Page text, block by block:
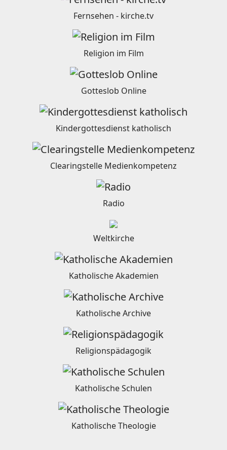
Fernsehen - kirche.tv
Religion im Film
Gotteslob Online
Kindergottesdienst katholisch
Clearingstelle Medienkompetenz
Radio
Weltkirche
Katholische Akademien
Katholische Archive
Religionspädagogik
Katholische Schulen
Katholische Theologie